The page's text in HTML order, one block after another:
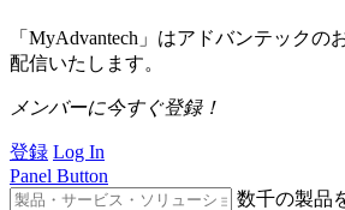
「MyAdvantech」はアドバンテック
配信いたします。
メンバーに今すぐ登録！
登録 Log In
Panel Button
数千の製品